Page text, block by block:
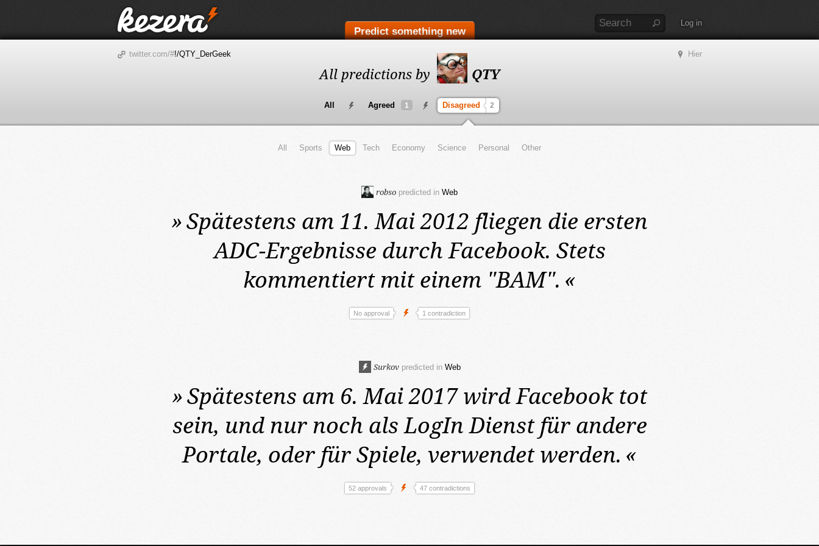
Predict something new
Log in
All predictions by QTY
Hier
twitter.com/#!/QTY_DerGeek
All Agreed 1 Disagreed 2
All Sports Web Tech Economy Science Personal Other
robso predicted in Web
»Spätestens am 11. Mai 2012 fliegen die ersten
ADC-Ergebnisse durch Facebook. Stets
kommentiert mit einem "BAM". «
No approval 1 contradiction
Surkov predicted in Web
»Spätestens am 6. Mai 2017 wird Facebook tot
sein, und nur noch als LogIn Dienst für andere
Portale, oder für Spiele, verwendet werden. «
52 approvals 47 contradictions